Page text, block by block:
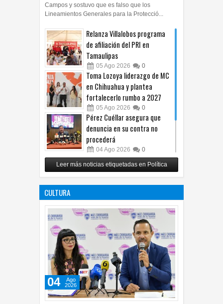
Campos y sostuvo que es falso que los
Lineamientos Generales para la Protecció...
Relanza Villalobos programa
de afiliación del PRI en
Tamaulipas
05 Ago 2026 0
Toma Lozoya liderazgo de MC
en Chihuahua y plantea
fortalecerlo rumbo a 2027
05 Ago 2026 0
Pérez Cuéllar asegura que
denuncia en su contra no
procederá
04Ago 2026 0
Respalda Morena Chihuahua
propuesta sobre derechos de
Leer más noticias etiquetadas en Política
CULTURA
04
Ago
2026